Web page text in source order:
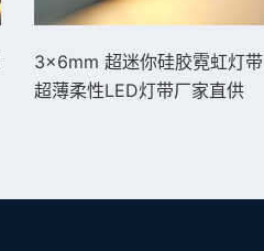
3×6mm 超迷你硅胶霓虹灯带 |
超薄柔性LED灯带厂家直供